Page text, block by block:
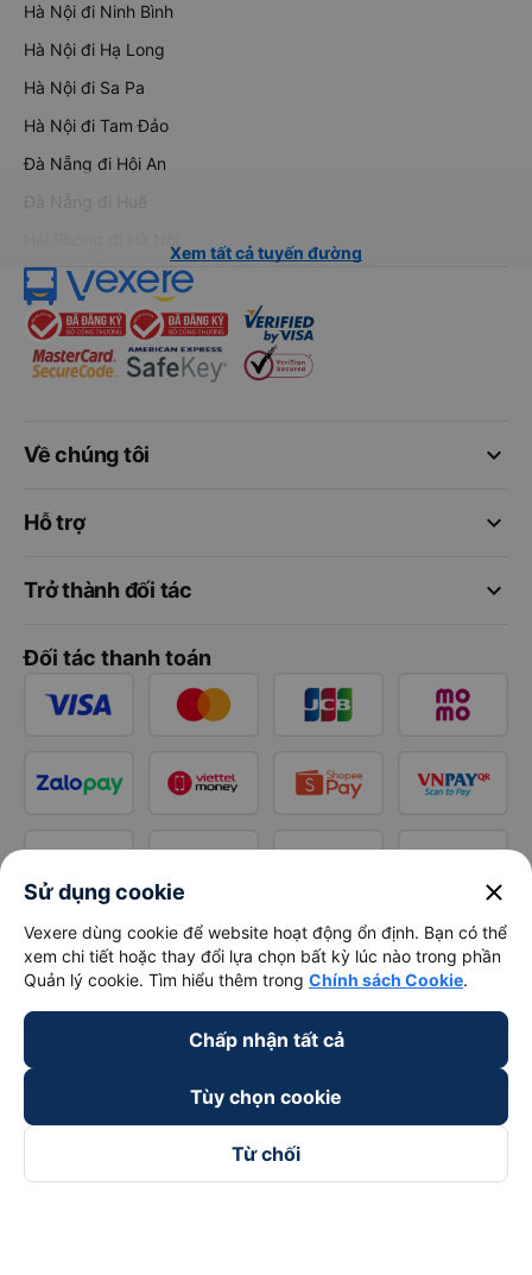
Hà Nội đi Ninh Bình
Hà Nội đi Hạ Long
Hà Nội đi Sa Pa
Hà Nội đi Tam Đảo
Đà Nẵng đi Hội An
Đà Nẵng đi Huế
Xem tất cả tuyến đường
keyboard_arrow_down
Về chúng tôi
keyboard_arrow_down
Hỗ trợ
keyboard_arrow_down
Trở thành đối tác
Đối tác thanh toán
Sử dụng cookie close
Vexere dùng cookie để website hoạt động ổn định. Bạn có thể
xem chi tiết hoặc thay đổi lựa chọn bất kỳ lúc nào trong phần
Quản lý cookie. Tìm hiểu thêm trong Chính sách Cookie.
Chấp nhận tất cả
Tùy chọn cookie
Từ chối